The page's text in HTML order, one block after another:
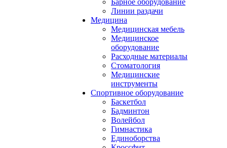
Барное оборудование
Линии раздачи
Медицина
Медицинская мебель
Медицинское
оборудование
Расходные материалы
Стоматология
Медицинские
инструменты
Спортивное оборудование
Баскетбол
Бадминтон
Волейбол
Гимнастика
Единоборства